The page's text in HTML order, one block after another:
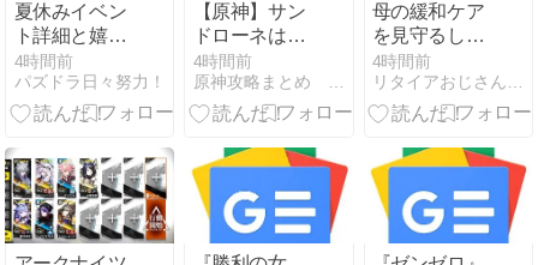
夏休みイベン
ト詳細と嬉し
いスペシャル
セットに８月
８日パズパス
4時間前
パズドラ日々努力！
【原神】サン
ドローネは引
いてよかっ
た！お茶会だ
けでも元取れ
4時間前
原神攻略まとめ テイワット速報
母の緩和ケア
を見守るしか
なさそう
4時間前
リタイアおじさんのシニアライフ